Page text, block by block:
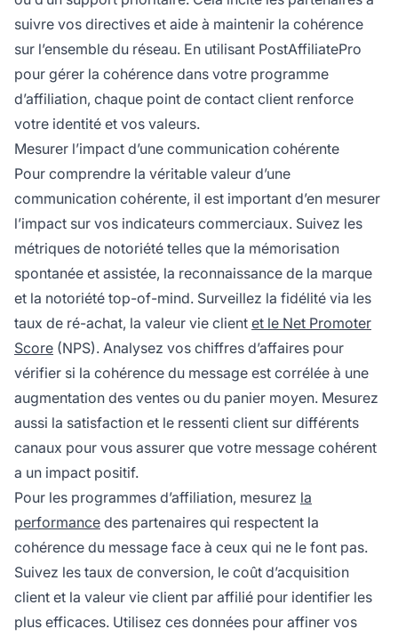
suivre vos directives et aide à maintenir la cohérence
sur l’ensemble du réseau. En utilisant PostAffiliatePro
pour gérer la cohérence dans votre programme
d’affiliation, chaque point de contact client renforce
votre identité et vos valeurs.
Mesurer l’impact d’une communication cohérente
Pour comprendre la véritable valeur d’une
communication cohérente, il est important d’en mesurer
l’impact sur vos indicateurs commerciaux. Suivez les
métriques de notoriété telles que la mémorisation
spontanée et assistée, la reconnaissance de la marque
et la notoriété top-of-mind. Surveillez la fidélité via les
taux de ré-achat, la valeur vie client et le Net Promoter
Score (NPS). Analysez vos chiffres d’affaires pour
vérifier si la cohérence du message est corrélée à une
augmentation des ventes ou du panier moyen. Mesurez
aussi la satisfaction et le ressenti client sur différents
canaux pour vous assurer que votre message cohérent
a un impact positif.
Pour les programmes d’affiliation, mesurez la
performance des partenaires qui respectent la
cohérence du message face à ceux qui ne le font pas.
Suivez les taux de conversion, le coût d’acquisition
client et la valeur vie client par affilié pour identifier les
plus efficaces. Utilisez ces données pour affiner vos